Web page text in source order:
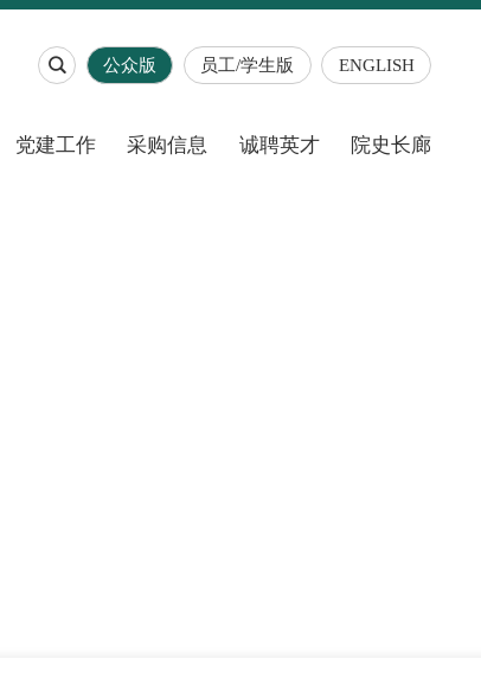
 公众版 员工/学生版 ENGLISH
党建工作 采购信息 诚聘英才 院史长廊